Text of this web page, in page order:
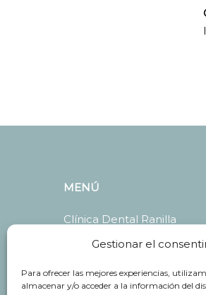
Gestionar el
Para ofrecer las mejores experiencias,
almacenar y/o acceder a la información del
MENÚ
Clínica Dental Ranilla
Quiénes Somos
Contacto